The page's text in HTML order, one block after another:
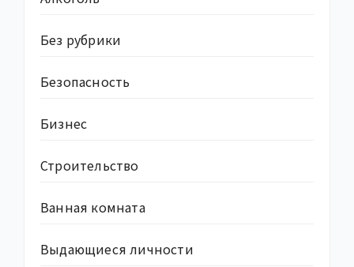
Без рубрики
Безопасность
Бизнес
Строительство
Ванная комната
Выдающиеся личности